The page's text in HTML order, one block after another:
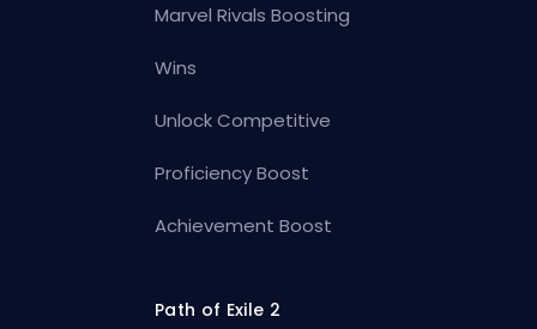
Marvel Rivals Boosting
Wins
Unlock Competitive
Proficiency Boost
Achievement Boost
Path of Exile 2